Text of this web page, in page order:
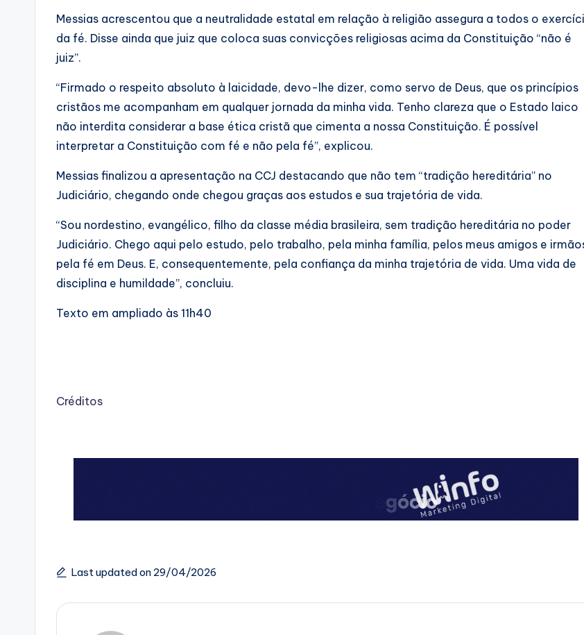
Messias acrescentou que a neutralidade estatal em relação à religião assegura a todos o
da fé. Disse ainda que juiz que coloca suas convicções religiosas acima da Constituição “não é
juiz”.
“Firmado o respeito absoluto à laicidade, devo-lhe dizer, como servo de Deus, que os princípios
cristãos me acompanham em qualquer jornada da minha vida. Tenho clareza que o Estado laico
não interdita considerar a base ética cristã que cimenta a nossa Constituição. É possível
interpretar a Constituição com fé e não pela fé”, explicou.
Messias finalizou a apresentação na CCJ destacando que não tem “tradição hereditária” no
Judiciário, chegando onde chegou graças aos estudos e sua trajetória de vida.
“Sou nordestino, evangélico, filho da classe média brasileira, sem tradição hereditária no poder
Judiciário. Chego aqui pelo estudo, pelo trabalho, pela minha família, pelos meus amigos e
pela fé em Deus. E, consequentemente, pela confiança da minha trajetória de vida. Uma vida de
disciplina e humildade”, concluiu.
Texto em ampliado às 11h40
Créditos
Last updated on 29/04/2026